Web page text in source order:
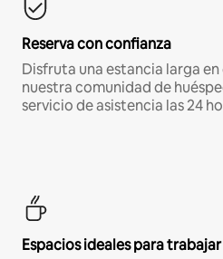
Reserva con confianza
Disfruta una estancia larga
nuestra comunidad de
servicio de asistencia las 24
Espacios ideales para